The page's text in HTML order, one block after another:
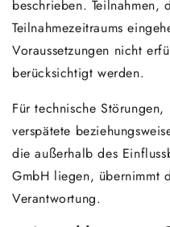
beschrieben. Teilnahmen,
Teilnahmezeitraums
Voraussetzungen nicht
berücksichtigt werden.
Für technische
verspätete
die außerhalb des
GmbH liegen, übernimmt
Verantwortung.